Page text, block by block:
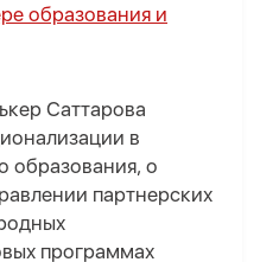
образования и
Саттарова
в
образования, о
партнерских
программах